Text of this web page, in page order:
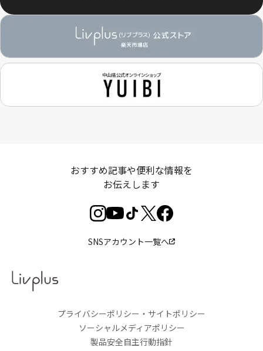
おすすめ記事や便利な情報を
お伝えします
SNSアカウント一覧へ
プライバシーポリシー・サイトポリシー
ソーシャルメディアポリシー
製品安全自主行動指針